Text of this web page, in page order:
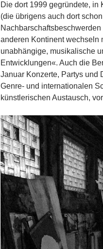
Die dort 1999 gegründete, in
(die übrigens auch dort
anderen Kontinent wechseln
unabhängige, musikalische
Entwicklungen«. Auch die
Januar Konzerte, Partys und
Genre- und internationalen
künstlerischen Austausch,